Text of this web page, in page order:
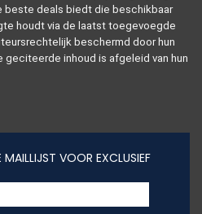
deals biedt die beschikbaar
houdt via de laatst toegevoegde
beschermd door hun
inhoud is afgeleid van hun
VOOR EXCLUSIEF